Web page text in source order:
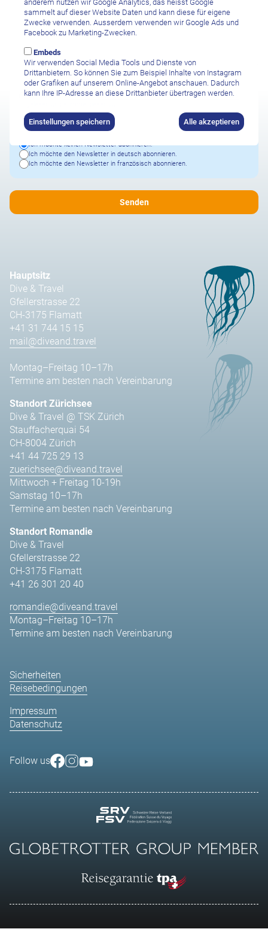
Ich habe dieDatenschutzbestimmungen sowie den Haftungsausschluss
Ich möchte keinen Newsletter abonnieren.
Ich möchte den Newsletter in deutsch abonnieren.
Ich möchte den Newsletter in französisch abonnieren.
Hauptsitz
Dive & Travel
Gfellerstrasse 22
CH-3175 Flamatt
+41 31 744 15 15
mail@diveand.travel
Montag–Freitag 10–17h
Termine am besten nach Vereinbarung
Standort Zürichsee
Dive & Travel @ TSK Zürich
Stauffacherquai 54
CH-8004 Zürich
+41 44 725 29 13
zuerichsee@diveand.travel
Mittwoch + Freitag 10-19h
Samstag 10–17h
Termine am besten nach Vereinbarung
Standort Romandie
Dive & Travel
Gfellerstrasse 22
CH-3175 Flamatt
+41 26 301 20 40
romandie@diveand.travel
Montag–Freitag 10–17h
Termine am besten nach Vereinbarung
Sicherheiten
Reisebedingungen
Impressum
Datenschutz
Follow us
anderem nutzen wir Google Analytics, das heisst Google
sammelt auf dieser Website Daten und kann diese für eigene
Zwecke verwenden. Ausserdem verwenden wir Google Ads und
Facebook zu Marketing-Zwecken.
Embeds
Wir verwenden Social Media Tools und Dienste von
Drittanbietern. So können Sie zum Beispiel Inhalte von Instagram
oder Grafiken auf unserem Online-Angebot anschauen. Dadurch
kann Ihre IP-Adresse an diese Drittanbieter übertragen werden.
Einstellungen speichern Alle akzeptieren